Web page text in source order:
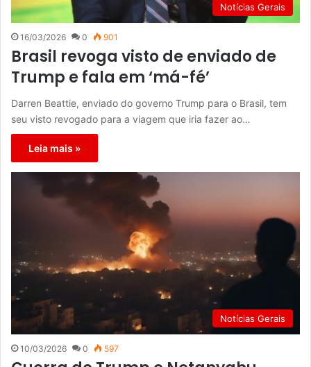
Notícias Gerais
16/03/2026 0 901
Brasil revoga visto de enviado de
Trump e fala em ‘má-fé’
Darren Beattie, enviado do governo Trump para o Brasil, tem
seu visto revogado para a viagem que iria fazer ao…
Leia mais »
Notícias Gerais
10/03/2026 0 597